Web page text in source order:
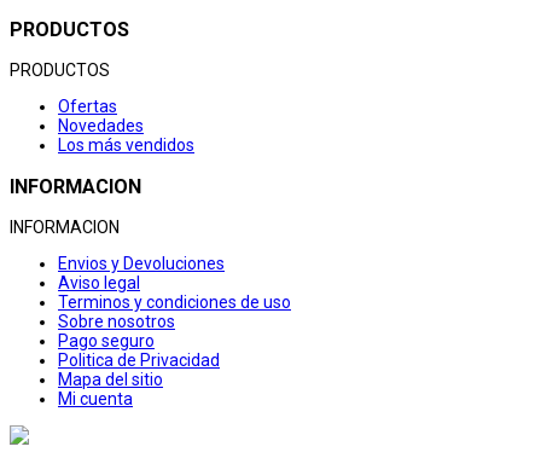
PRODUCTOS
PRODUCTOS
Ofertas
Novedades
Los más vendidos
INFORMACION
INFORMACION
Envios y Devoluciones
Aviso legal
Terminos y condiciones de uso
Sobre nosotros
Pago seguro
Politica de Privacidad
Mapa del sitio
Mi cuenta